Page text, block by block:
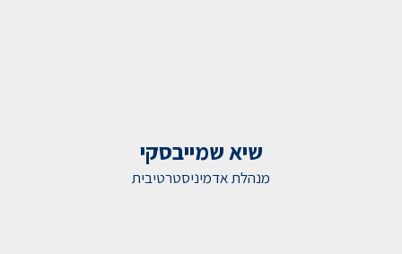
שיא שמייבסקי
מנהלת אדמיניסטרטיבית